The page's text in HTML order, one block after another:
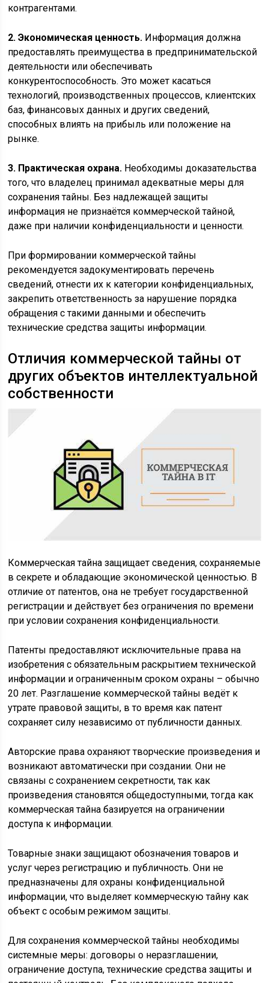
контрагентами.
2. Экономическая ценность. Информация должна
предоставлять преимущества в предпринимательской
деятельности или обеспечивать
конкурентоспособность. Это может касаться
технологий, производственных процессов, клиентских
баз, финансовых данных и других сведений,
способных влиять на прибыль или положение на
рынке.
3. Практическая охрана. Необходимы доказательства
того, что владелец принимал адекватные меры для
сохранения тайны. Без надлежащей защиты
информация не признаётся коммерческой тайной,
даже при наличии конфиденциальности и ценности.
При формировании коммерческой тайны
рекомендуется задокументировать перечень
сведений, отнести их к категории конфиденциальных,
закрепить ответственность за нарушение порядка
обращения с такими данными и обеспечить
технические средства защиты информации.
Отличия коммерческой тайны от
других объектов интеллектуальной
собственности
Коммерческая тайна защищает сведения, сохраняемые
в секрете и обладающие экономической ценностью. В
отличие от патентов, она не требует государственной
регистрации и действует без ограничения по времени
при условии сохранения конфиденциальности.
Патенты предоставляют исключительные права на
изобретения с обязательным раскрытием технической
информации и ограниченным сроком охраны – обычно
20 лет. Разглашение коммерческой тайны ведёт к
утрате правовой защиты, в то время как патент
сохраняет силу независимо от публичности данных.
Авторские права охраняют творческие произведения и
возникают автоматически при создании. Они не
связаны с сохранением секретности, так как
произведения становятся общедоступными, тогда как
коммерческая тайна базируется на ограничении
доступа к информации.
Товарные знаки защищают обозначения товаров и
услуг через регистрацию и публичность. Они не
предназначены для охраны конфиденциальной
информации, что выделяет коммерческую тайну как
объект с особым режимом защиты.
Для сохранения коммерческой тайны необходимы
системные меры: договоры о неразглашении,
ограничение доступа, технические средства защиты и